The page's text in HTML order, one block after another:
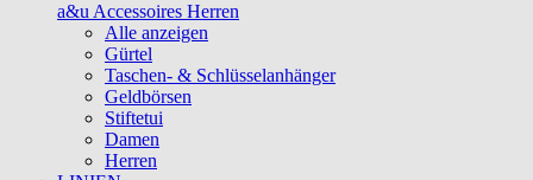
a&u Accessoires Herren
Alle anzeigen
Gürtel
Taschen- & Schlüsselanhänger
Geldbörsen
Stiftetui
Damen
Herren